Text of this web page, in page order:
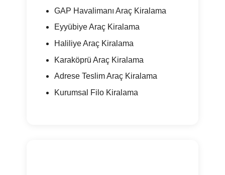
GAP Havalimanı Araç Kiralama
Eyyübiye Araç Kiralama
Haliliye Araç Kiralama
Karaköprü Araç Kiralama
Adrese Teslim Araç Kiralama
Kurumsal Filo Kiralama